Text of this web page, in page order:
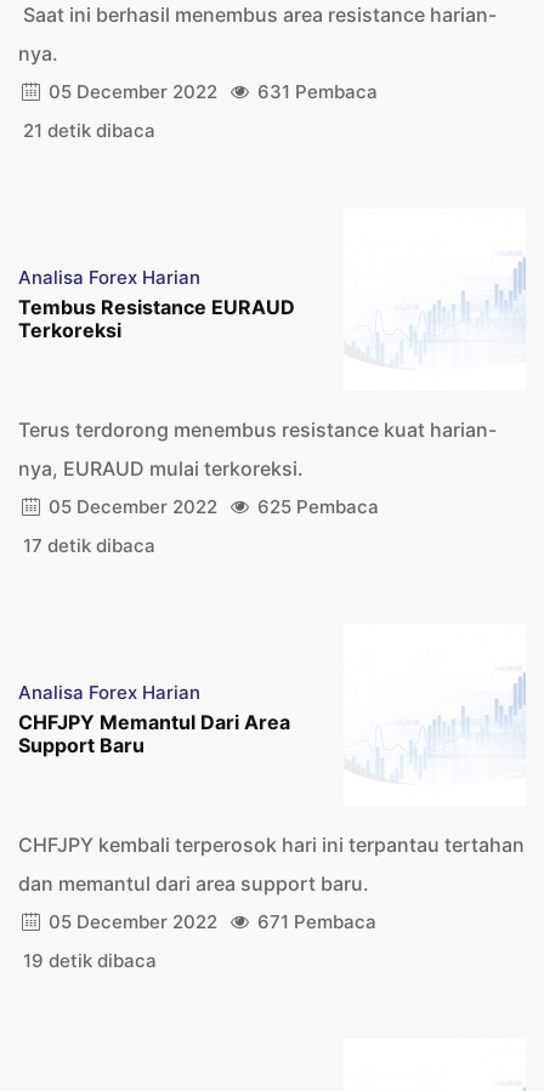
Saat ini berhasil menembus area resistance harian-
nya.
05 December 2022
631 Pembaca
21 detik dibaca
Analisa Forex Harian
Tembus Resistance EURAUD
Terkoreksi
Terus terdorong menembus resistance kuat harian-
nya, EURAUD mulai terkoreksi.
05 December 2022
625 Pembaca
17 detik dibaca
Analisa Forex Harian
CHFJPY Memantul Dari Area
Support Baru
CHFJPY kembali terperosok hari ini terpantau tertahan
dan memantul dari area support baru.
05 December 2022
671 Pembaca
19 detik dibaca